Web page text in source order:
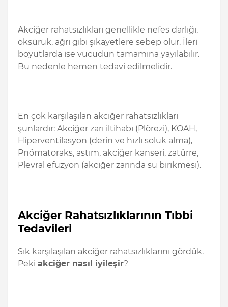
Akciğer rahatsızlıkları genellikle nefes darlığı,
öksürük, ağrı gibi şikayetlere sebep olur. İleri
boyutlarda ise vücudun tamamına yayılabilir.
Bu nedenle hemen tedavi edilmelidir.
En çok karşılaşılan akciğer rahatsızlıkları
şunlardır: Akciğer zarı iltihabı (Plörezi), KOAH,
Hiperventilasyon (derin ve hızlı soluk alma),
Pnömatoraks, astım, akciğer kanseri, zatürre,
Plevral efüzyon (akciğer zarında su birikmesi).
Akciğer Rahatsızlıklarının Tıbbi
Tedavileri
Sık karşılaşılan akciğer rahatsızlıklarını gördük.
Peki akciğer nasıl iyileşir?